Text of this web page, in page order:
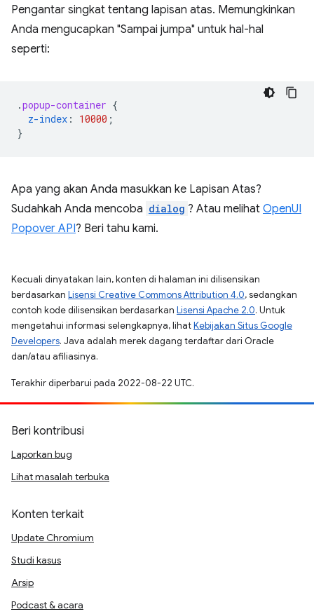
Pengantar singkat tentang lapisan atas. Memungkinkan
Anda mengucapkan "Sampai jumpa" untuk hal-hal
seperti:
.popup-container {
z-index : 10000 ;
}
Apa yang akan Anda masukkan ke Lapisan Atas?
Sudahkah Anda mencoba dialog ? Atau melihat OpenUI
Popover API? Beri tahu kami.
Kecuali dinyatakan lain, konten di halaman ini dilisensikan
berdasarkan Lisensi Creative Commons Attribution 4.0, sedangkan
contoh kode dilisensikan berdasarkan Lisensi Apache 2.0. Untuk
mengetahui informasi selengkapnya, lihatKebijakan Situs Google
Developers. Java adalah merek dagang terdaftar dari Oracle
dan/atau afiliasinya.
Terakhir diperbarui pada 2022-08-22 UTC.
Beri kontribusi
Laporkan bug
Lihat masalah terbuka
Konten terkait
Update Chromium
Studi kasus
Arsip
Podcast & acara